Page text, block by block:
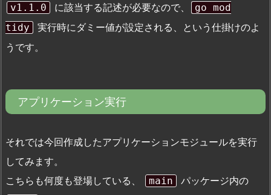
v1.1.0 に該当する記述が必要なので、
go mod
tidy
実行時にダミー値が設定される、という仕掛けのよ
うです。
アプリケーション実行
それでは今回作成したアプリケーションモジュールを実行
してみます。
こちらも何度も登場している、
main パッケージ内の